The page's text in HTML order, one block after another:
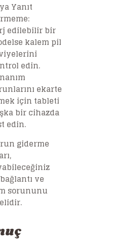
Yanıt
:
edilebilir bir
kalem pil
edin.
ekarte
için tableti
bir cihazda
edin.
giderme
ve
sorununu